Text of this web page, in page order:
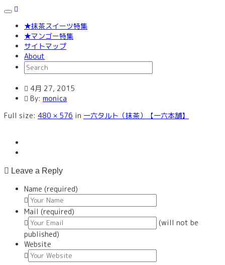
Toggle
navigation
★抹茶スイーツ特集
★マンゴー特集
サイトマップ
About
4月 27, 2015
By: monica
Full size: 480 × 576 in 一六タルト（抹茶）【一六本舗】
Leave a Reply
Name (required)
Mail (required)
(will not be
published)
Website